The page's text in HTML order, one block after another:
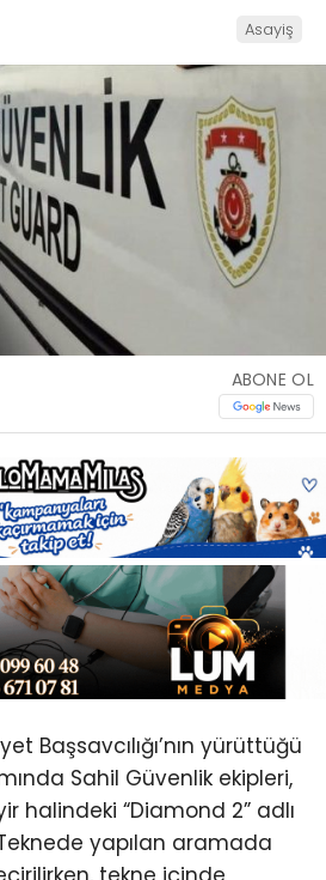
WhatsApp
İhbar Hattı
Facebook
Instagram
Youtube
Asayiş
ABONE OL
Başsavcılığı’nın yürüttüğü
Sahil Güvenlik ekipleri,
halindeki “Diamond 2” adlı
yapılan aramada